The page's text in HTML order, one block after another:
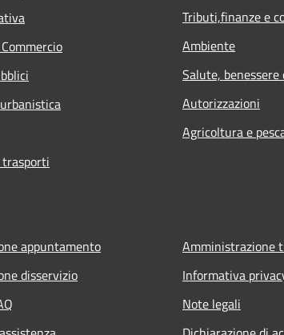
Tributi,finanze e
Ambiente
Salute, benessere
Autorizzazioni
Agricoltura e
appuntamento
disservizio
Amministrazione
Informativa
Note legali